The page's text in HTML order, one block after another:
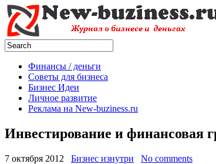
Финансы / деньги
Советы для бизнеса
Бизнес Идеи
Личное развитие
Реклама на New-buziness.ru
Инвестирование и финансовая
7 октября 2012 Бизнес изнутри No comments